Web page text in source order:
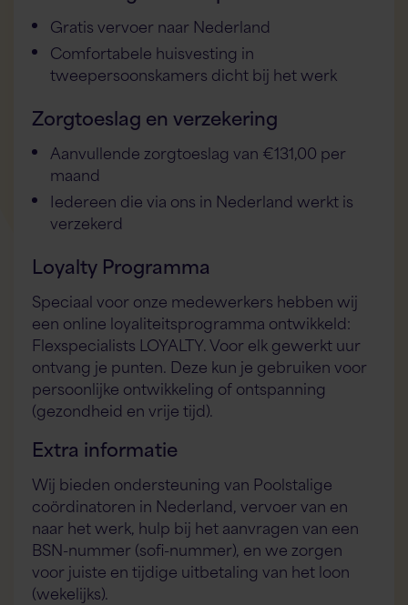
Gratis vervoer naar Nederland
Comfortabele huisvesting in
tweepersoonskamers dicht bij het werk
Zorgtoeslag en verzekering
Aanvullende zorgtoeslag van €131,00 per
maand
Iedereen die via ons in Nederland werkt is
verzekerd
Loyalty Programma
Speciaal voor onze medewerkers hebben wij
een online loyaliteitsprogramma ontwikkeld:
Flexspecialists LOYALTY. Voor elk gewerkt uur
ontvang je punten. Deze kun je gebruiken voor
persoonlijke ontwikkeling of ontspanning
(gezondheid en vrije tijd).
Extra informatie
Wij bieden ondersteuning van Poolstalige
coördinatoren in Nederland, vervoer van en
naar het werk, hulp bij het aanvragen van een
BSN-nummer (sofi-nummer), en we zorgen
voor juiste en tijdige uitbetaling van het loon
(wekelijks).